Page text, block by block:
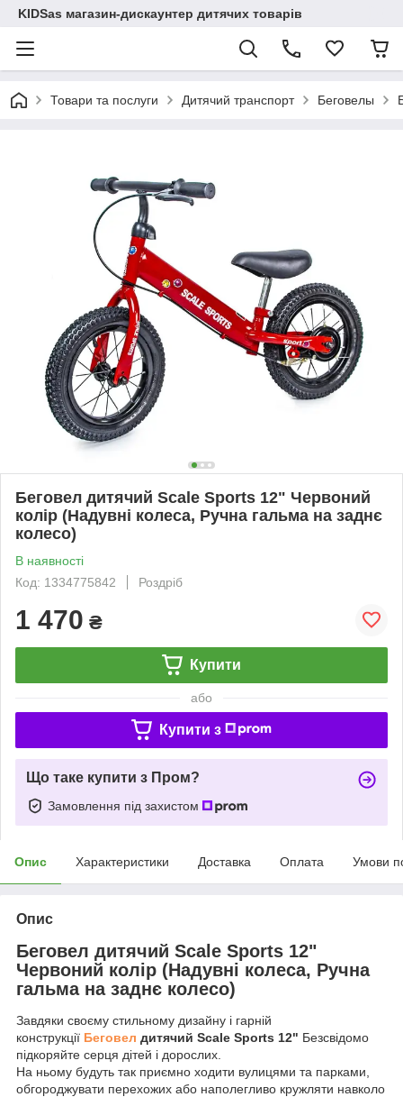
KIDSas магазин-дискаунтер дитячих товарів
Товари та послуги Дитячий транспорт Беговелы
Беговел дитячий Scale Sports 12" Червоний
колір (Надувні колеса, Ручна гальма на заднє
колесо)
В наявності
Код: 1334775842
Роздріб
1 470 ₴
Купити
або
Купити з
Що таке купити з Пром?
Замовлення під захистом
Опис Характеристики Доставка Оплата Умови
Опис
Беговел дитячий Scale Sports 12"
Червоний колір (Надувні колеса, Ручна
гальма на заднє колесо)
Завдяки своєму стильному дизайну і гарній
конструкції Беговел дитячий Scale Sports 12" Безсвідомо
підкоряйте серця дітей і дорослих.
На ньому будуть так приємно ходити вулицями та парками,
обгороджувати перехожих або наполегливо кружляти навколо